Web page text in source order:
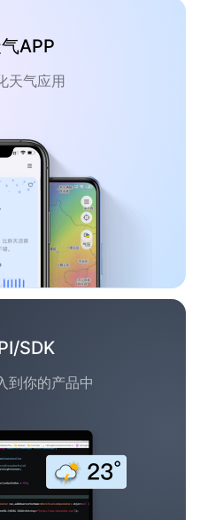
APP
天气应用
SDK
到你的产品中